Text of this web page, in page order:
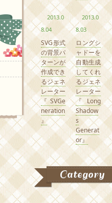
つづきを読む
2013.0
8.04
SVG形式
の背景パ
ターンが
作成でき
るジェネ
レーター
『SVGe
neration
』
2013.0
8.03
ロングシ
ャドーを
自動生成
してくれ
るジェネ
レーター
『Long
Shadow
s
Generat
or』
Category